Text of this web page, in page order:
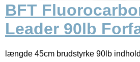
BFT
Leader 90lb
længde 45cm brudstyrke 90lb